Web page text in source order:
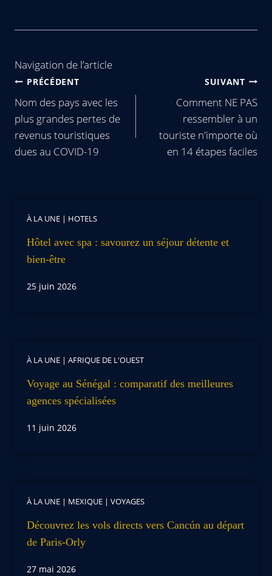
Navigation de l’article
PRÉCÉDENT
Nom des pays avec les
plus grandes pertes de
revenus touristiques
dues au COVID-19
SUIVANT
Comment NE PAS
ressembler à un
touriste n'importe où
en 14 étapes faciles
À LA UNE | HOTELS
Hôtel avec spa : savourez un séjour détente et
bien-être
25 juin 2026
À LA UNE | AFRIQUE DE L'OUEST
Voyage au Sénégal : comparatif des meilleures
agences spécialisées
11 juin 2026
À LA UNE | MEXIQUE | VOYAGES
Découvrez les vols directs vers Cancún au départ
de Paris-Orly
27 mai 2026